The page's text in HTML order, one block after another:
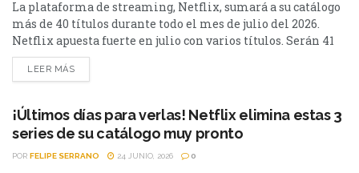
La plataforma de streaming, Netflix, sumará a su catálogo
más de 40 títulos durante todo el mes de julio del 2026.
Netflix apuesta fuerte en julio con varios títulos. Serán 41
en total, entre los que se destacan: La casa de la pradera,
Heartstopper Forever y Enola Holmes 3. La lista completa,
LEER MÁS
¡Últimos días para verlas! Netflix elimina estas 3
series de su catálogo muy pronto
POR FELIPE SERRANO 24 JUNIO, 2026 0